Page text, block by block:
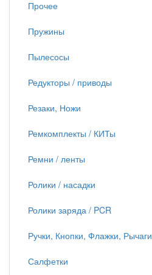
Прочее
Пружины
Пылесосы
Редукторы / приводы
Резаки, Ножи
Ремкомплекты / КИТы
Ремни / ленты
Ролики / насадки
Ролики заряда / PCR
Ручки, Кнопки, Флажки, Рычаги
Салфетки